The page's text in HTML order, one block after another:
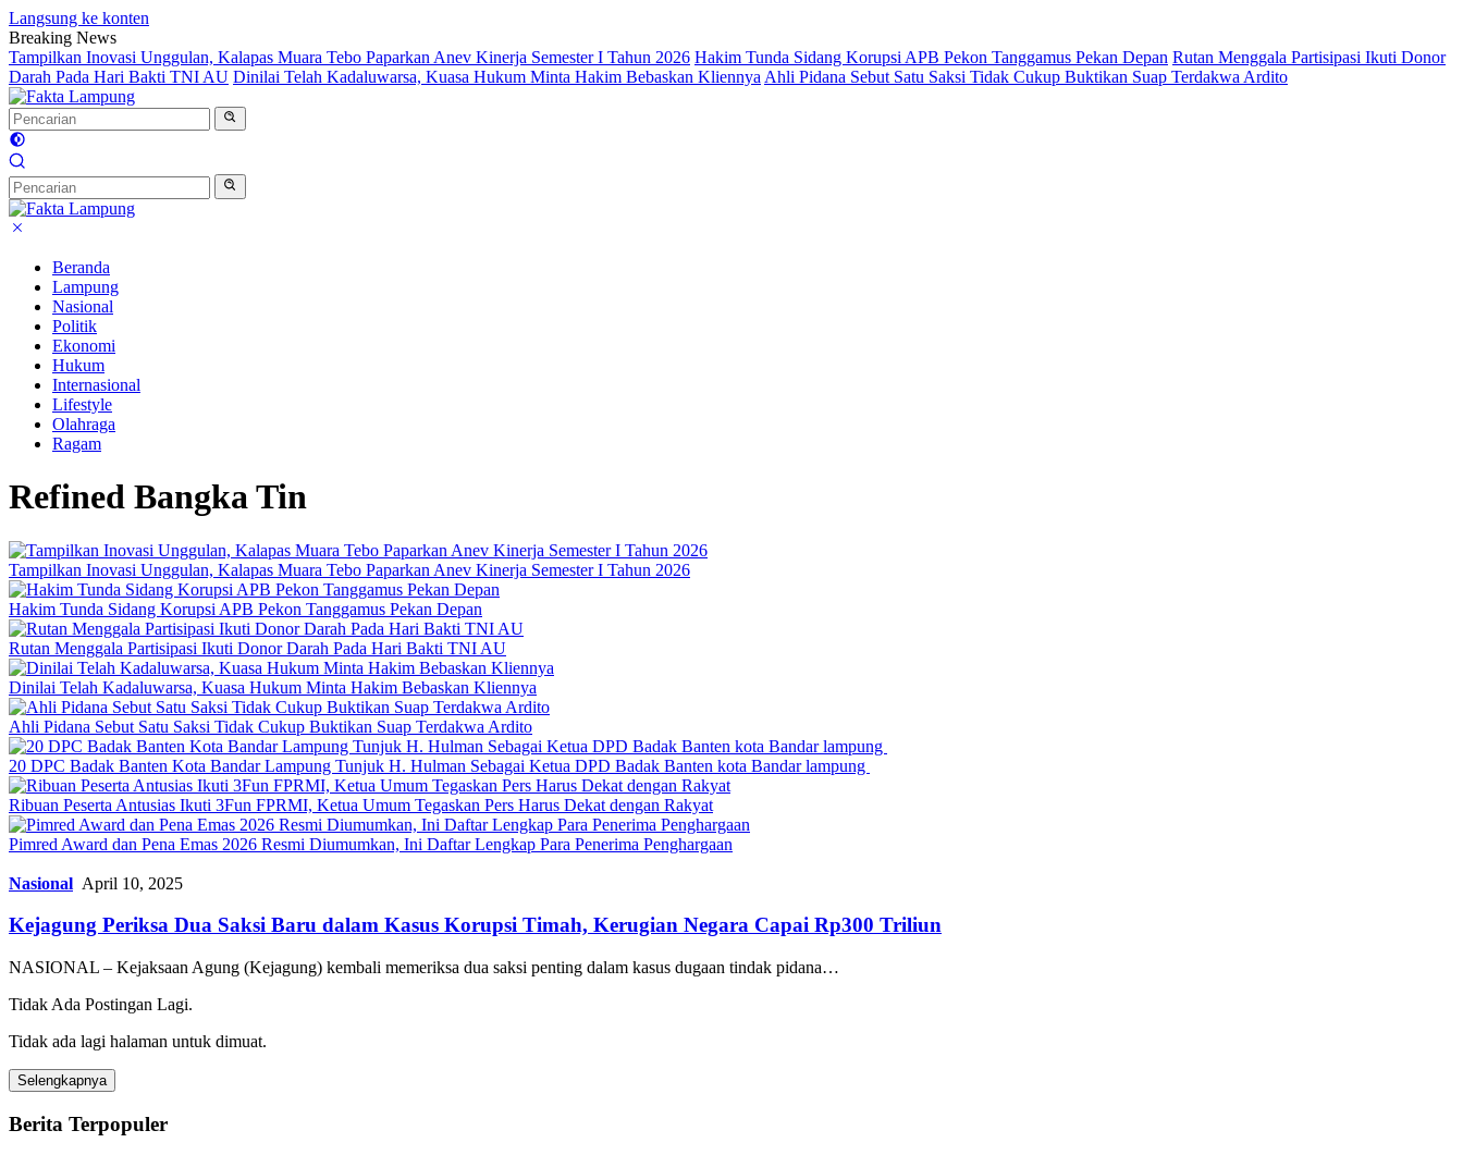
Langsung ke konten
Breaking News
Tampilkan Inovasi Unggulan, Kalapas Muara Tebo Paparkan Anev Kinerja Semester I Tahun 2026 Hakim Tunda Sidang Korupsi APB Pekon Tanggamus Pekan Depan Rutan Menggala Partisipasi Ikuti Donor
Darah Pada Hari Bakti TNI AU Dinilai Telah Kadaluwarsa, Kuasa Hukum Minta Hakim Bebaskan Kliennya Ahli Pidana Sebut Satu Saksi Tidak Cukup Buktikan Suap Terdakwa Ardito
Beranda
Lampung
Nasional
Politik
Ekonomi
Hukum
Internasional
Lifestyle
Olahraga
Ragam
Refined Bangka Tin
Tampilkan Inovasi Unggulan, Kalapas Muara Tebo Paparkan Anev Kinerja Semester I Tahun 2026
Hakim Tunda Sidang Korupsi APB Pekon Tanggamus Pekan Depan
Rutan Menggala Partisipasi Ikuti Donor Darah Pada Hari Bakti TNI AU
Dinilai Telah Kadaluwarsa, Kuasa Hukum Minta Hakim Bebaskan Kliennya
Ahli Pidana Sebut Satu Saksi Tidak Cukup Buktikan Suap Terdakwa Ardito
20 DPC Badak Banten Kota Bandar Lampung Tunjuk H. Hulman Sebagai Ketua DPD Badak Banten kota Bandar lampung
Ribuan Peserta Antusias Ikuti 3Fun FPRMI, Ketua Umum Tegaskan Pers Harus Dekat dengan Rakyat
Pimred Award dan Pena Emas 2026 Resmi Diumumkan, Ini Daftar Lengkap Para Penerima Penghargaan
Nasional April 10, 2025
Kejagung Periksa Dua Saksi Baru dalam Kasus Korupsi Timah, Kerugian Negara Capai Rp300 Triliun
NASIONAL – Kejaksaan Agung (Kejagung) kembali memeriksa dua saksi penting dalam kasus dugaan tindak pidana…
Tidak Ada Postingan Lagi.
Tidak ada lagi halaman untuk dimuat.
Selengkapnya
Berita Terpopuler